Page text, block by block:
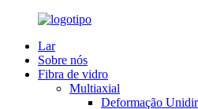
Lar
Sobre nós
Fibra de vidro
Multiaxial
Deformação